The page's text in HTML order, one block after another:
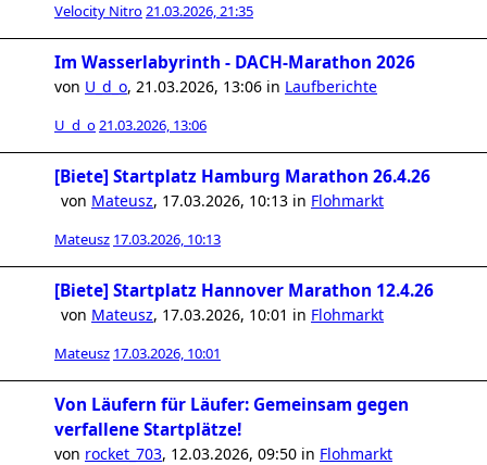
Velocity Nitro21.03.2026, 21:35
Im Wasserlabyrinth - DACH-Marathon 2026
von U_d_o, 21.03.2026, 13:06 in Laufberichte
U_d_o21.03.2026, 13:06
[Biete] Startplatz Hamburg Marathon 26.4.26
von Mateusz, 17.03.2026, 10:13 in Flohmarkt
Mateusz 17.03.2026, 10:13
[Biete] Startplatz Hannover Marathon 12.4.26
von Mateusz, 17.03.2026, 10:01 in Flohmarkt
Mateusz 17.03.2026, 10:01
Von Läufern für Läufer: Gemeinsam gegen
verfallene Startplätze!
von rocket_703, 12.03.2026, 09:50 in Flohmarkt